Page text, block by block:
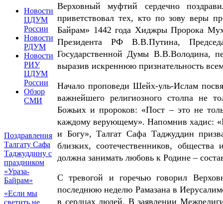
Новости
ЦДУМ
России
Новости
РДУМ
Новости
РИУ
ЦДУМ
России
Обзор
СМИ
Поздравления
Талгату Сафа
Таджуддину с
праздником
«Ураза-
Байрам»
«Если мы
светить не
Верховный муфтий сердечно
приветствовал тех, кто по зову веры
Байрам» 1442 года Хиджры Пророка
Президента РФ В.В.Путина,
Государственной Думы В.В.Володина,
выразив искреннюю признательность
Начало проповеди Шейх-уль-Ислам
важнейшего религиозного столпа не
Божьих и пророков: «Пост – это не
каждому верующему». Напомнив хадис:
и Богу», Талгат Сафа Таджуддин
близких, соотечественников,
должна занимать любовь к Родине –
С тревогой и горечью говорил
последнюю неделю Рамазана в
в сердцах людей. В заявлении